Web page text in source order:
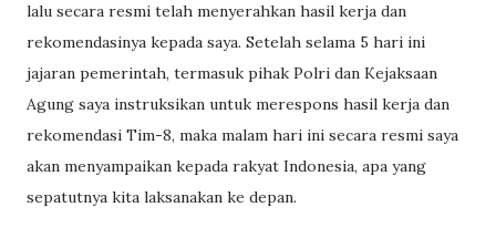
lalu secara resmi telah menyerahkan hasil kerja dan
rekomendasinya kepada saya. Setelah selama 5 hari ini
jajaran pemerintah, termasuk pihak Polri dan Kejaksaan
Agung saya instruksikan untuk merespons hasil kerja dan
rekomendasi Tim-8, maka malam hari ini secara resmi saya
akan menyampaikan kepada rakyat Indonesia, apa yang
sepatutnya kita laksanakan ke depan.